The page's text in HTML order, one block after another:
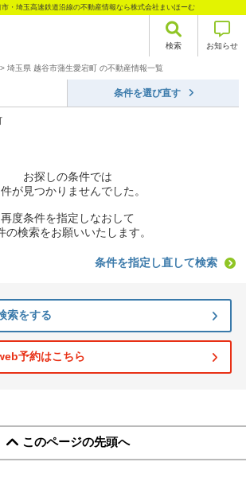
・埼玉高速鉄道沿線の不動産情報なら株式会社まいほーむ
検索 お知らせ
埼玉県 越谷市蒲生愛宕町 の不動産情報一覧
条件を選び直す
お探しの条件では
が見つかりませんでした。
再度条件を指定しなおして
の検索をお願いいたします。
条件を指定し直して検索
索をする
予約はこちら
このページの先頭へ